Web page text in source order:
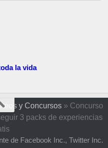
la vida
y Concursos » Concurso
3 packs de experiencias
de Facebook Inc., Twitter Inc.